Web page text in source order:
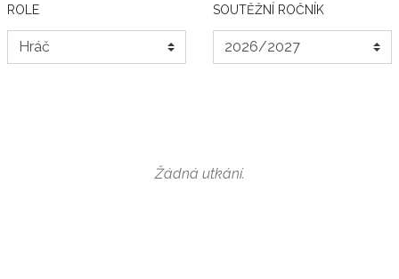
ROLE SOUTĚŽNÍ ROČNÍK
Žádná utkání.